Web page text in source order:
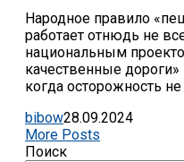
Народное правило
работает отнюдь не
национальным
качественные
когда осторожность
bibow28.09.2024
More Posts
Поиск